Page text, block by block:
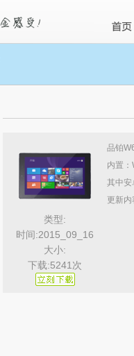
类型:
时间:2015_09_16
大小:
下载:5241次
品铂
内置
其中安
更新内